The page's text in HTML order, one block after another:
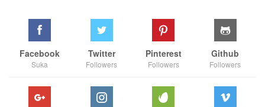
Facebook
Suka
Twitter
Followers
Pinterest
Followers
Github
Followers